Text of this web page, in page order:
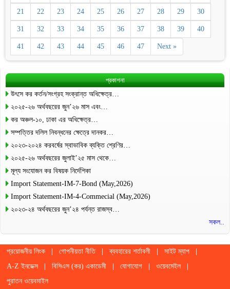
21 22 23 24 25 26 27 28 29 30
31 32 33 34 35 36 37 38 39 40
41 42 43 44 45 46 47 Next »
প্রকাশনা
উৎসে কর কর্তন/সংগ্রহ সংক্রান্ত অধিক্ষেত্র…
২০২৫-২৬ অর্থবছরের জুন’২৬ মাস এবং…
কর অঞ্চল-১০, ঢাকা এর অধিক্ষেত্র…
সম্পত্তির দলিল নিবন্ধনের ক্ষেত্রে দানকর…
২০২৩-২০২৪ করবর্ষের স্বাভাবিক ব্যক্তি শ্রেণির…
২০২৫-২৬ অর্থবছরের জুলাই’২৫ মাস থেকে…
মূল্য সংযোজন কর বিষয়ক নির্দেশিকা
Import Statement-IM-7-Bond (May,2026)
Import Statement-IM-4-Commecial (May,2026)
২০২৩-২৪ অর্থবছরের জুন’২৪ পর্যন্ত রাজস্ব…
সকল..
প্রয়োজনীয় লিংক গোপনীয়তা নীতি ব্যবহারের শর্তাবলী
সাইট ম্যাপ
A-Z ইনডেক্স
বিসিএস (কর) একাডেমী যোগাযোগ
ওয়েবমেইল
পুরাতন ওয়েবমাইল